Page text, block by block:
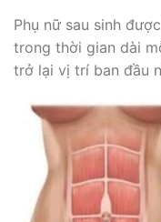
Phụ nữ sau sinh
trong thời gian dài
trở lại vị trí ban đầu